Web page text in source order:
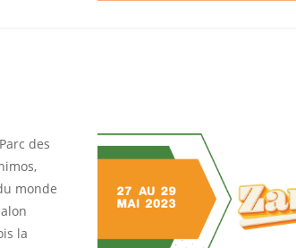
des
monde
la